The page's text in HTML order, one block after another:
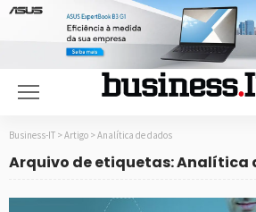
Business-IT > Artigo > Analítica de dados
Arquivo de etiquetas: Analítica